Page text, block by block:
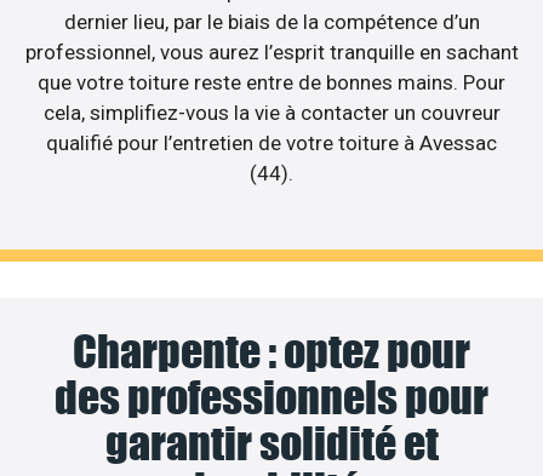
dernier lieu, par le biais de la compétence d’un
professionnel, vous aurez l’esprit tranquille en sachant
que votre toiture reste entre de bonnes mains. Pour
cela, simplifiez-vous la vie à contacter un couvreur
qualifié pour l’entretien de votre toiture à Avessac
(44).
Charpente : optez pour
des professionnels pour
garantir solidité et